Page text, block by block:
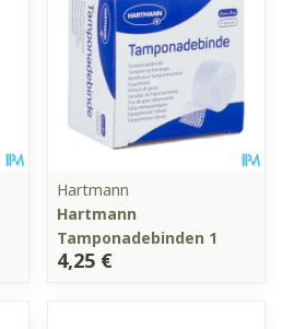
Hartmann
Hartmann
Tamponadebinden 1
4,25 €